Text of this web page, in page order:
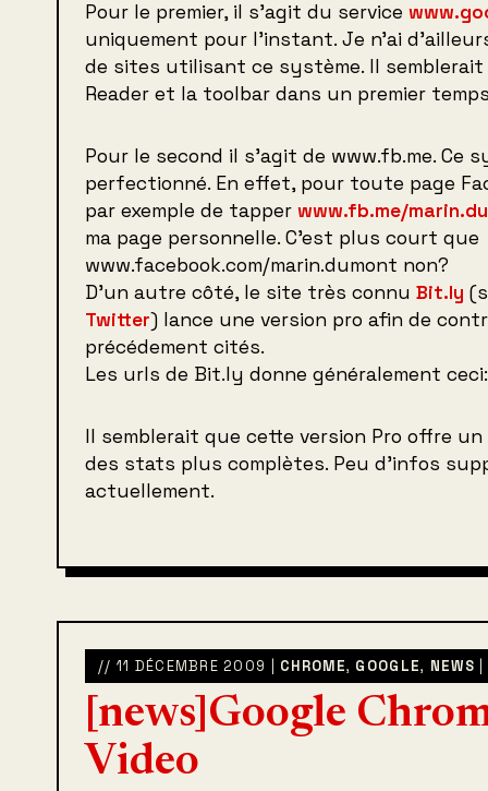
Pour le premier, il s’agit du service
uniquement pour l’instant. Je n’ai
de sites utilisant ce système. Il semblerait
Reader et la toolbar dans un premier
Pour le second il s’agit de www.fb.me. Ce
perfectionné. En effet, pour toute page
par exemple de tapper www.fb.me/
ma page personnelle. C’est plus court que
www.facebook.com/marin.dumont non?
D’un autre côté, le site très connu Bit.ly
Twitter) lance une version pro afin de
précédement cités.
Les urls de Bit.ly donne généralement
Il semblerait que cette version Pro offre
des stats plus complètes. Peu d’infos
actuellement.
// 11 DÉCEMBRE 2009 | CHROME, GOOGLE, NEWS
[news]Google
Video